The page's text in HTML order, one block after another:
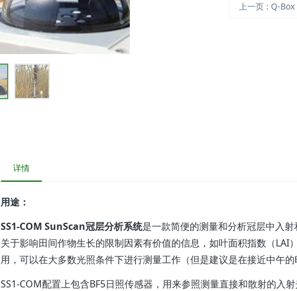
上一页 : ​Q-Box AQUA水
详情
用途：
SS1-COM SunScan冠层分析系统是一款简便的测量和分析冠层中入
关于影响田间作物生长的限制因素有价值的信息，如叶面积指数（LAI
用，可以在大多数光照条件下进行测量工作（但是建议是在接近中午的
SS1-COM配置上包含BF5日照传感器，用来参照测量直接和散射的入射